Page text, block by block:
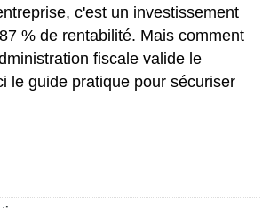
c'est un investissement
% de rentabilité. Mais comment
fiscale valide le
le guide pratique pour sécuriser